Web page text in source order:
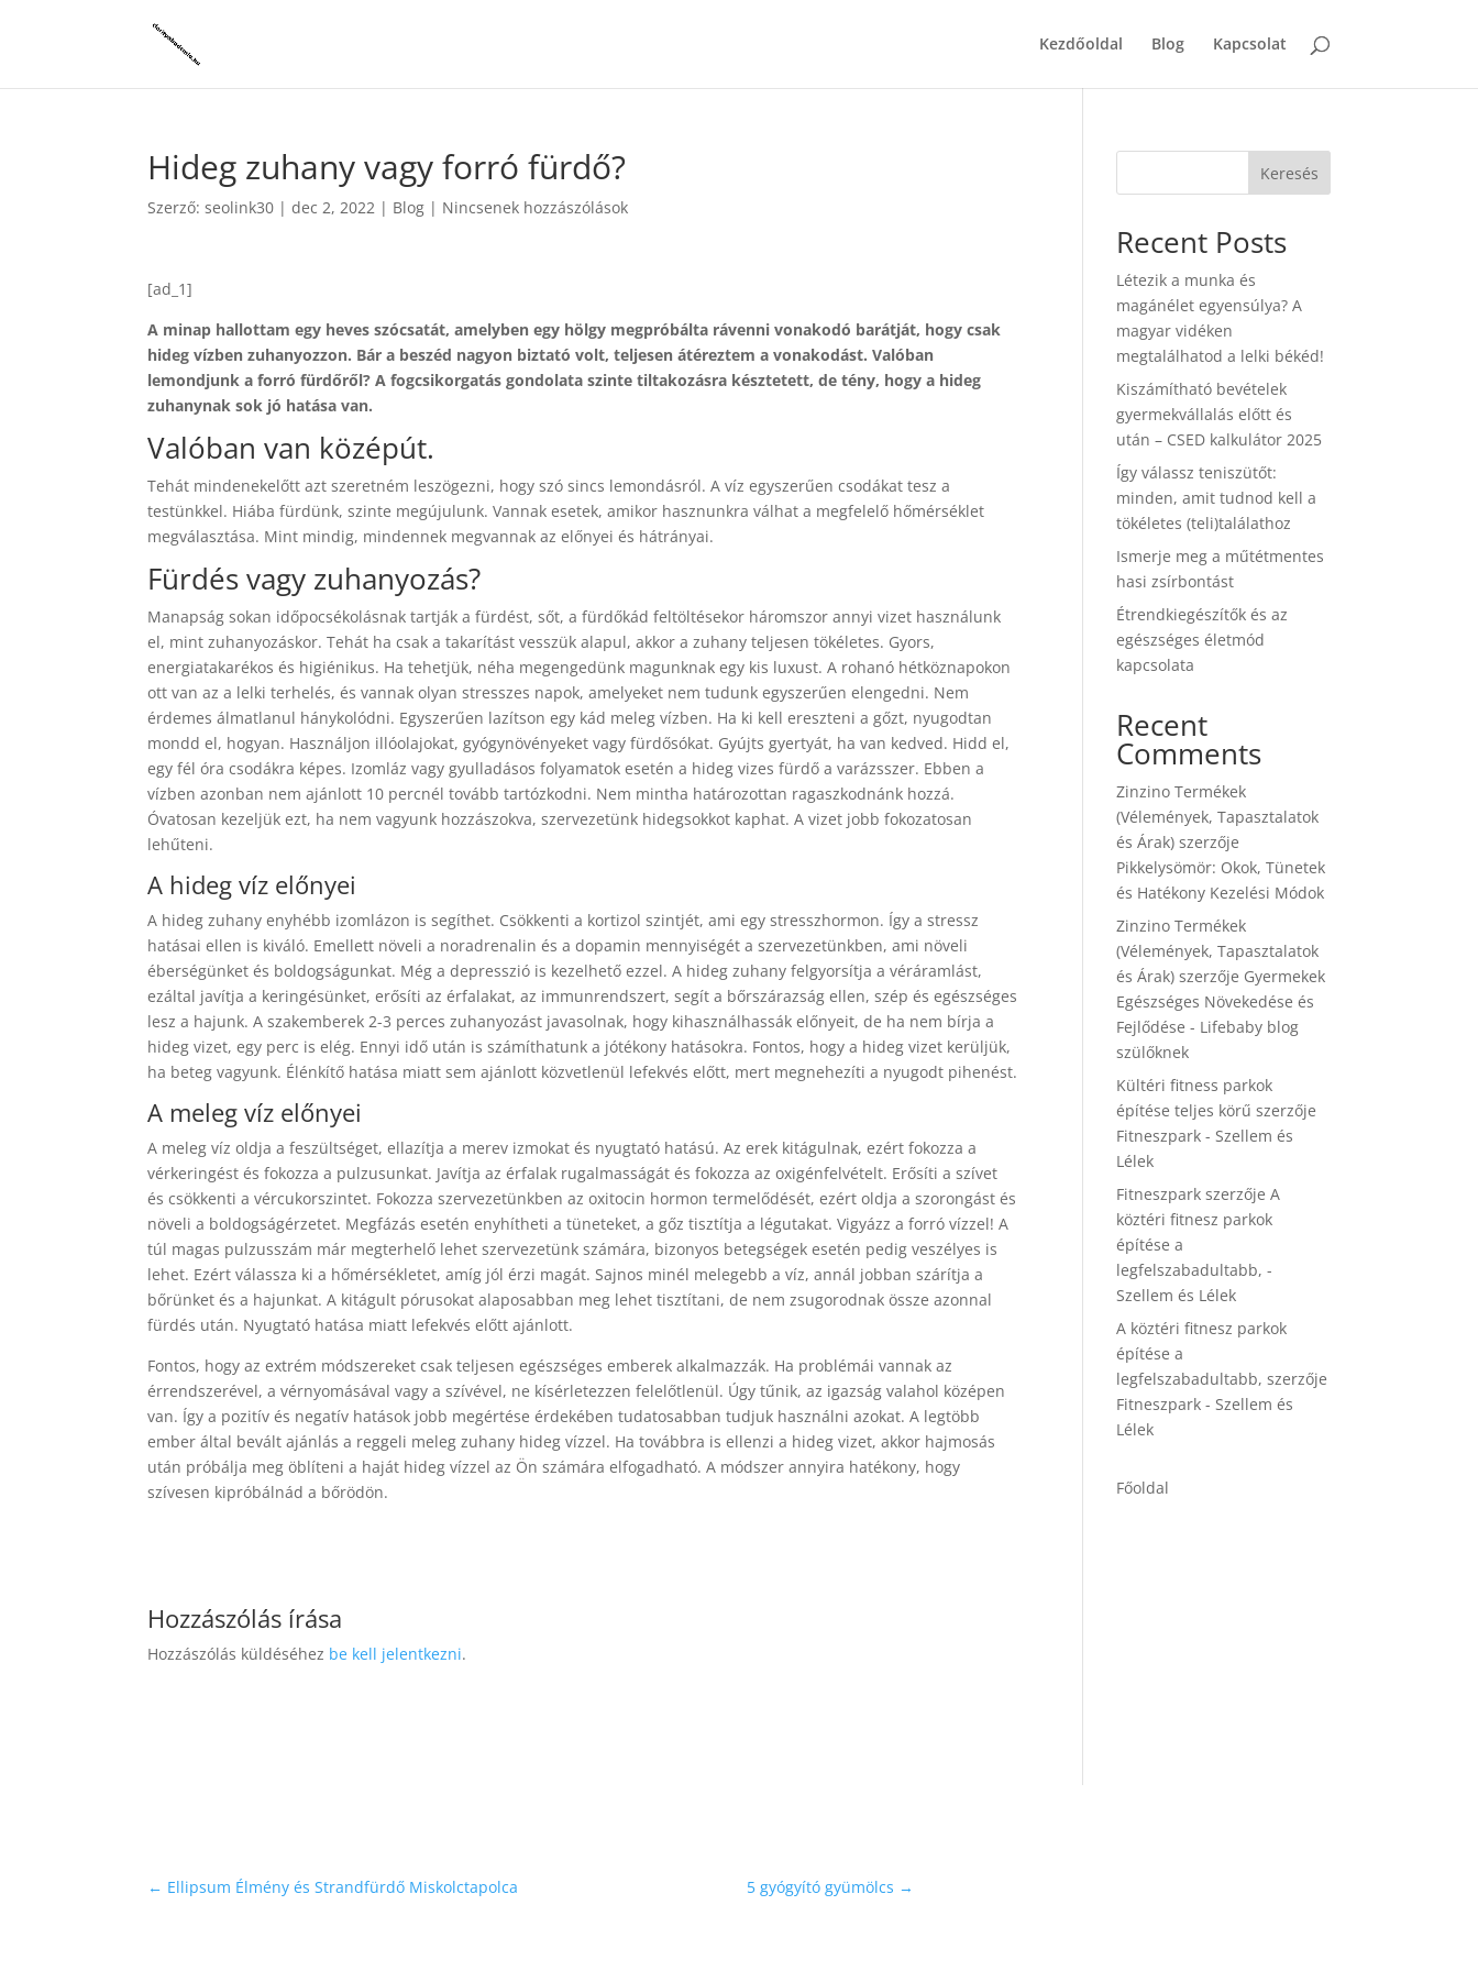
Kezdőoldal Blog Kapcsolat
Hideg zuhany vagy forró fürdő?
Szerző:seolink30 |dec 2, 2022 | Blog | Nincsenek hozzászólások
[ad_1]
A minap hallottam egy heves szócsatát, amelyben egy hölgy megpróbálta rávenni vonakodó barátját, hogy csak
hideg vízben zuhanyozzon. Bár a beszéd nagyon biztató volt, teljesen átéreztem a vonakodást. Valóban
lemondjunk a forró fürdőről? A fogcsikorgatás gondolata szinte tiltakozásra késztetett, de tény, hogy a hideg
zuhanynak sok jó hatása van.
Valóban van középút.
Tehát mindenekelőtt azt szeretném leszögezni, hogy szó sincs lemondásról. A víz egyszerűen csodákat tesz a
testünkkel. Hiába fürdünk, szinte megújulunk. Vannak esetek, amikor hasznunkra válhat a megfelelő hőmérséklet
megválasztása. Mint mindig, mindennek megvannak az előnyei és hátrányai.
Fürdés vagy zuhanyozás?
Manapság sokan időpocsékolásnak tartják a fürdést, sőt, a fürdőkád feltöltésekor háromszor annyi vizet használunk
el, mint zuhanyozáskor. Tehát ha csak a takarítást vesszük alapul, akkor a zuhany teljesen tökéletes. Gyors,
energiatakarékos és higiénikus. Ha tehetjük, néha megengedünk magunknak egy kis luxust. A rohanó hétköznapokon
ott van az a lelki terhelés, és vannak olyan stresszes napok, amelyeket nem tudunk egyszerűen elengedni. Nem
érdemes álmatlanul hánykolódni. Egyszerűen lazítson egy kád meleg vízben. Ha ki kell ereszteni a gőzt, nyugodtan
mondd el, hogyan. Használjon illóolajokat, gyógynövényeket vagy fürdősókat. Gyújts gyertyát, ha van kedved. Hidd el,
egy fél óra csodákra képes. Izomláz vagy gyulladásos folyamatok esetén a hideg vizes fürdő a varázsszer. Ebben a
vízben azonban nem ajánlott 10 percnél tovább tartózkodni. Nem mintha határozottan ragaszkodnánk hozzá.
Óvatosan kezeljük ezt, ha nem vagyunk hozzászokva, szervezetünk hidegsokkot kaphat. A vizet jobb fokozatosan
lehűteni.
A hideg víz előnyei
A hideg zuhany enyhébb izomlázon is segíthet. Csökkenti a kortizol szintjét, ami egy stresszhormon. Így a stressz
hatásai ellen is kiváló. Emellett növeli a noradrenalin és a dopamin mennyiségét a szervezetünkben, ami növeli
éberségünket és boldogságunkat. Még a depresszió is kezelhető ezzel. A hideg zuhany felgyorsítja a véráramlást,
ezáltal javítja a keringésünket, erősíti az érfalakat, az immunrendszert, segít a bőrszárazság ellen, szép és egészséges
lesz a hajunk. A szakemberek 2-3 perces zuhanyozást javasolnak, hogy kihasználhassák előnyeit, de ha nem bírja a
hideg vizet, egy perc is elég. Ennyi idő után is számíthatunk a jótékony hatásokra. Fontos, hogy a hideg vizet kerüljük,
ha beteg vagyunk. Élénkítő hatása miatt sem ajánlott közvetlenül lefekvés előtt, mert megnehezíti a nyugodt pihenést.
A meleg víz előnyei
A meleg víz oldja a feszültséget, ellazítja a merev izmokat és nyugtató hatású. Az erek kitágulnak, ezért fokozza a
vérkeringést és fokozza a pulzusunkat. Javítja az érfalak rugalmasságát és fokozza az oxigénfelvételt. Erősíti a szívet
és csökkenti a vércukorszintet. Fokozza szervezetünkben az oxitocin hormon termelődését, ezért oldja a szorongást és
növeli a boldogságérzetet. Megfázás esetén enyhítheti a tüneteket, a gőz tisztítja a légutakat. Vigyázz a forró vízzel! A
túl magas pulzusszám már megterhelő lehet szervezetünk számára, bizonyos betegségek esetén pedig veszélyes is
lehet. Ezért válassza ki a hőmérsékletet, amíg jól érzi magát. Sajnos minél melegebb a víz, annál jobban szárítja a
bőrünket és a hajunkat. A kitágult pórusokat alaposabban meg lehet tisztítani, de nem zsugorodnak össze azonnal
fürdés után. Nyugtató hatása miatt lefekvés előtt ajánlott.
Fontos, hogy az extrém módszereket csak teljesen egészséges emberek alkalmazzák. Ha problémái vannak az
érrendszerével, a vérnyomásával vagy a szívével, ne kísérletezzen felelőtlenül. Úgy tűnik, az igazság valahol középen
van. Így a pozitív és negatív hatások jobb megértése érdekében tudatosabban tudjuk használni azokat. A legtöbb
ember által bevált ajánlás a reggeli meleg zuhany hideg vízzel. Ha továbbra is ellenzi a hideg vizet, akkor hajmosás
után próbálja meg öblíteni a haját hideg vízzel az Ön számára elfogadható. A módszer annyira hatékony, hogy
szívesen kipróbálnád a bőrödön.
Hozzászólás írása
Hozzászólás küldéséhez be kell jelentkezni.
Keresés
Recent Posts
Létezik a munka és
magánélet egyensúlya? A
magyar vidéken
megtalálhatod a lelki békéd!
Kiszámítható bevételek
gyermekvállalás előtt és
után – CSED kalkulátor 2025
Így válassz teniszütőt:
minden, amit tudnod kell a
tökéletes (teli)találathoz
Ismerje meg a műtétmentes
hasi zsírbontást
Étrendkiegészítők és az
egészséges életmód
kapcsolata
Recent
Comments
Zinzino Termékek
(Vélemények, Tapasztalatok
és Árak) szerzője
Pikkelysömör: Okok, Tünetek
és Hatékony Kezelési Módok
Zinzino Termékek
(Vélemények, Tapasztalatok
és Árak) szerzője Gyermekek
Egészséges Növekedése és
Fejlődése - Lifebaby blog
szülőknek
Kültéri fitness parkok
építése teljes körű szerzője
Fitneszpark - Szellem és
Lélek
Fitneszpark szerzőjeA
köztéri fitnesz parkok
építése a
legfelszabadultabb, -
Szellem és Lélek
A köztéri fitnesz parkok
építése a
legfelszabadultabb, szerzője
Fitneszpark - Szellem és
Lélek
Főoldal
← Ellipsum Élmény és Strandfürdő Miskolctapolca 5 gyógyító gyümölcs →